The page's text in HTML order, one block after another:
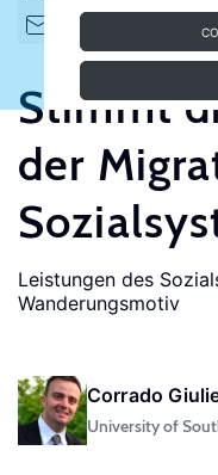
Stimmt
der
Leistungen des
Wanderungsmotiv
Corrado
University of